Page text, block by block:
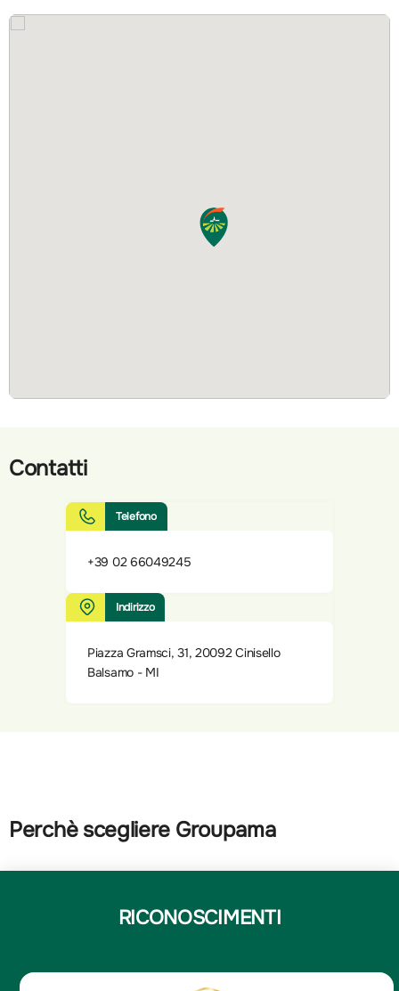
Contatti
Telefono
+39 02 66049245
Indirizzo
Piazza Gramsci, 31, 20092 Cinisello
Balsamo - MI
Perchè scegliere Groupama
RICONOSCIMENTI